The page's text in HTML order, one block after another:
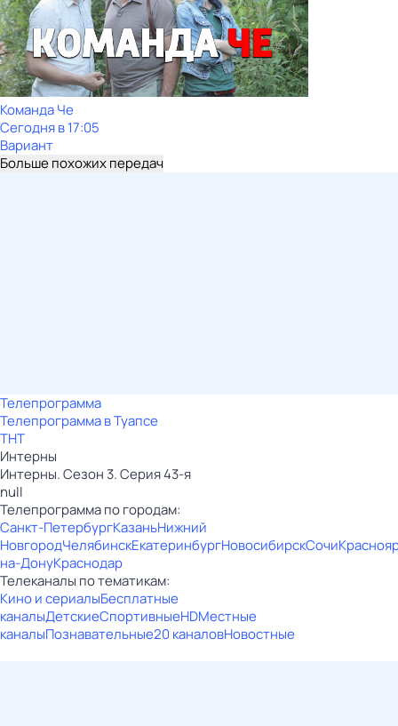
Команда Че
Сегодня в 17:05
Вариант
Больше похожих передач
Телепрограмма
Телепрограмма в Туапсе
ТНТ
Интерны
Интерны. Сезон 3. Серия 43-я
null
Телепрограмма по городам:
Санкт-ПетербургКазаньНижний
НовгородЧелябинскЕкатеринбургНовосибирскСочи
на-ДонуКраснодар
Телеканалы по тематикам:
Кино и сериалыБесплатные
каналыДетскиеСпортивныеHDМестные
каналыПознавательные20 каналовНовостные